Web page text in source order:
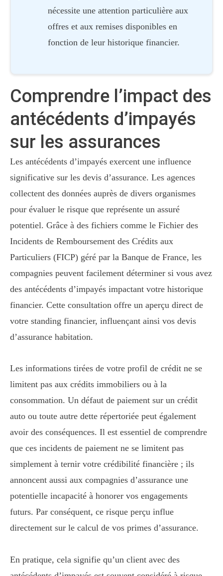
nécessite une attention particulière aux
offres et aux remises disponibles en
fonction de leur historique financier.
Comprendre l’impact des
antécédents d’impayés
sur les assurances
Les antécédents d’impayés exercent une influence
significative sur les devis d’assurance. Les agences
collectent des données auprès de divers organismes
pour évaluer le risque que représente un assuré
potentiel. Grâce à des fichiers comme le Fichier des
Incidents de Remboursement des Crédits aux
Particuliers (FICP) géré par la Banque de France, les
compagnies peuvent facilement déterminer si vous avez
des antécédents d’impayés impactant votre historique
financier. Cette consultation offre un aperçu direct de
votre standing financier, influençant ainsi vos devis
d’assurance habitation.
Les informations tirées de votre profil de crédit ne se
limitent pas aux crédits immobiliers ou à la
consommation. Un défaut de paiement sur un crédit
auto ou toute autre dette répertoriée peut également
avoir des conséquences. Il est essentiel de comprendre
que ces incidents de paiement ne se limitent pas
simplement à ternir votre crédibilité financière ; ils
annoncent aussi aux compagnies d’assurance une
potentielle incapacité à honorer vos engagements
futurs. Par conséquent, ce risque perçu influe
directement sur le calcul de vos primes d’assurance.
En pratique, cela signifie qu’un client avec des